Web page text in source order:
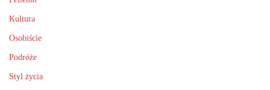
Kultura
Osobiście
Podróże
Styl życia